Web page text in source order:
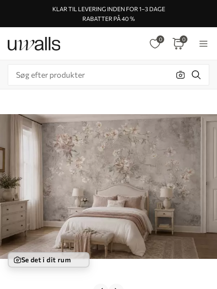
KLAR TIL LEVERING INDEN FOR 1–3 DAGE
RABATTER PÅ 40 %
0 0
Se det i dit rum